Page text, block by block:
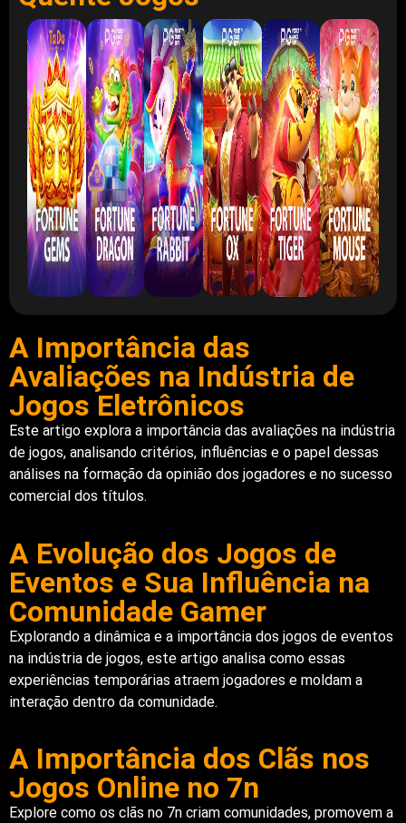
A Importância das
Avaliações na Indústria de
Jogos Eletrônicos
Este artigo explora a importância das avaliações na indústria
de jogos, analisando critérios, influências e o papel dessas
análises na formação da opinião dos jogadores e no sucesso
comercial dos títulos.
A Evolução dos Jogos de
Eventos e Sua Influência na
Comunidade Gamer
Explorando a dinâmica e a importância dos jogos de eventos
na indústria de jogos, este artigo analisa como essas
experiências temporárias atraem jogadores e moldam a
interação dentro da comunidade.
A Importância dos Clãs nos
Jogos Online no 7n
Explore como os clãs no 7n criam comunidades, promovem a